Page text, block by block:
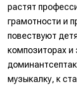
растят
грамотности и
повествуют
композиторах и
музыкалку, к